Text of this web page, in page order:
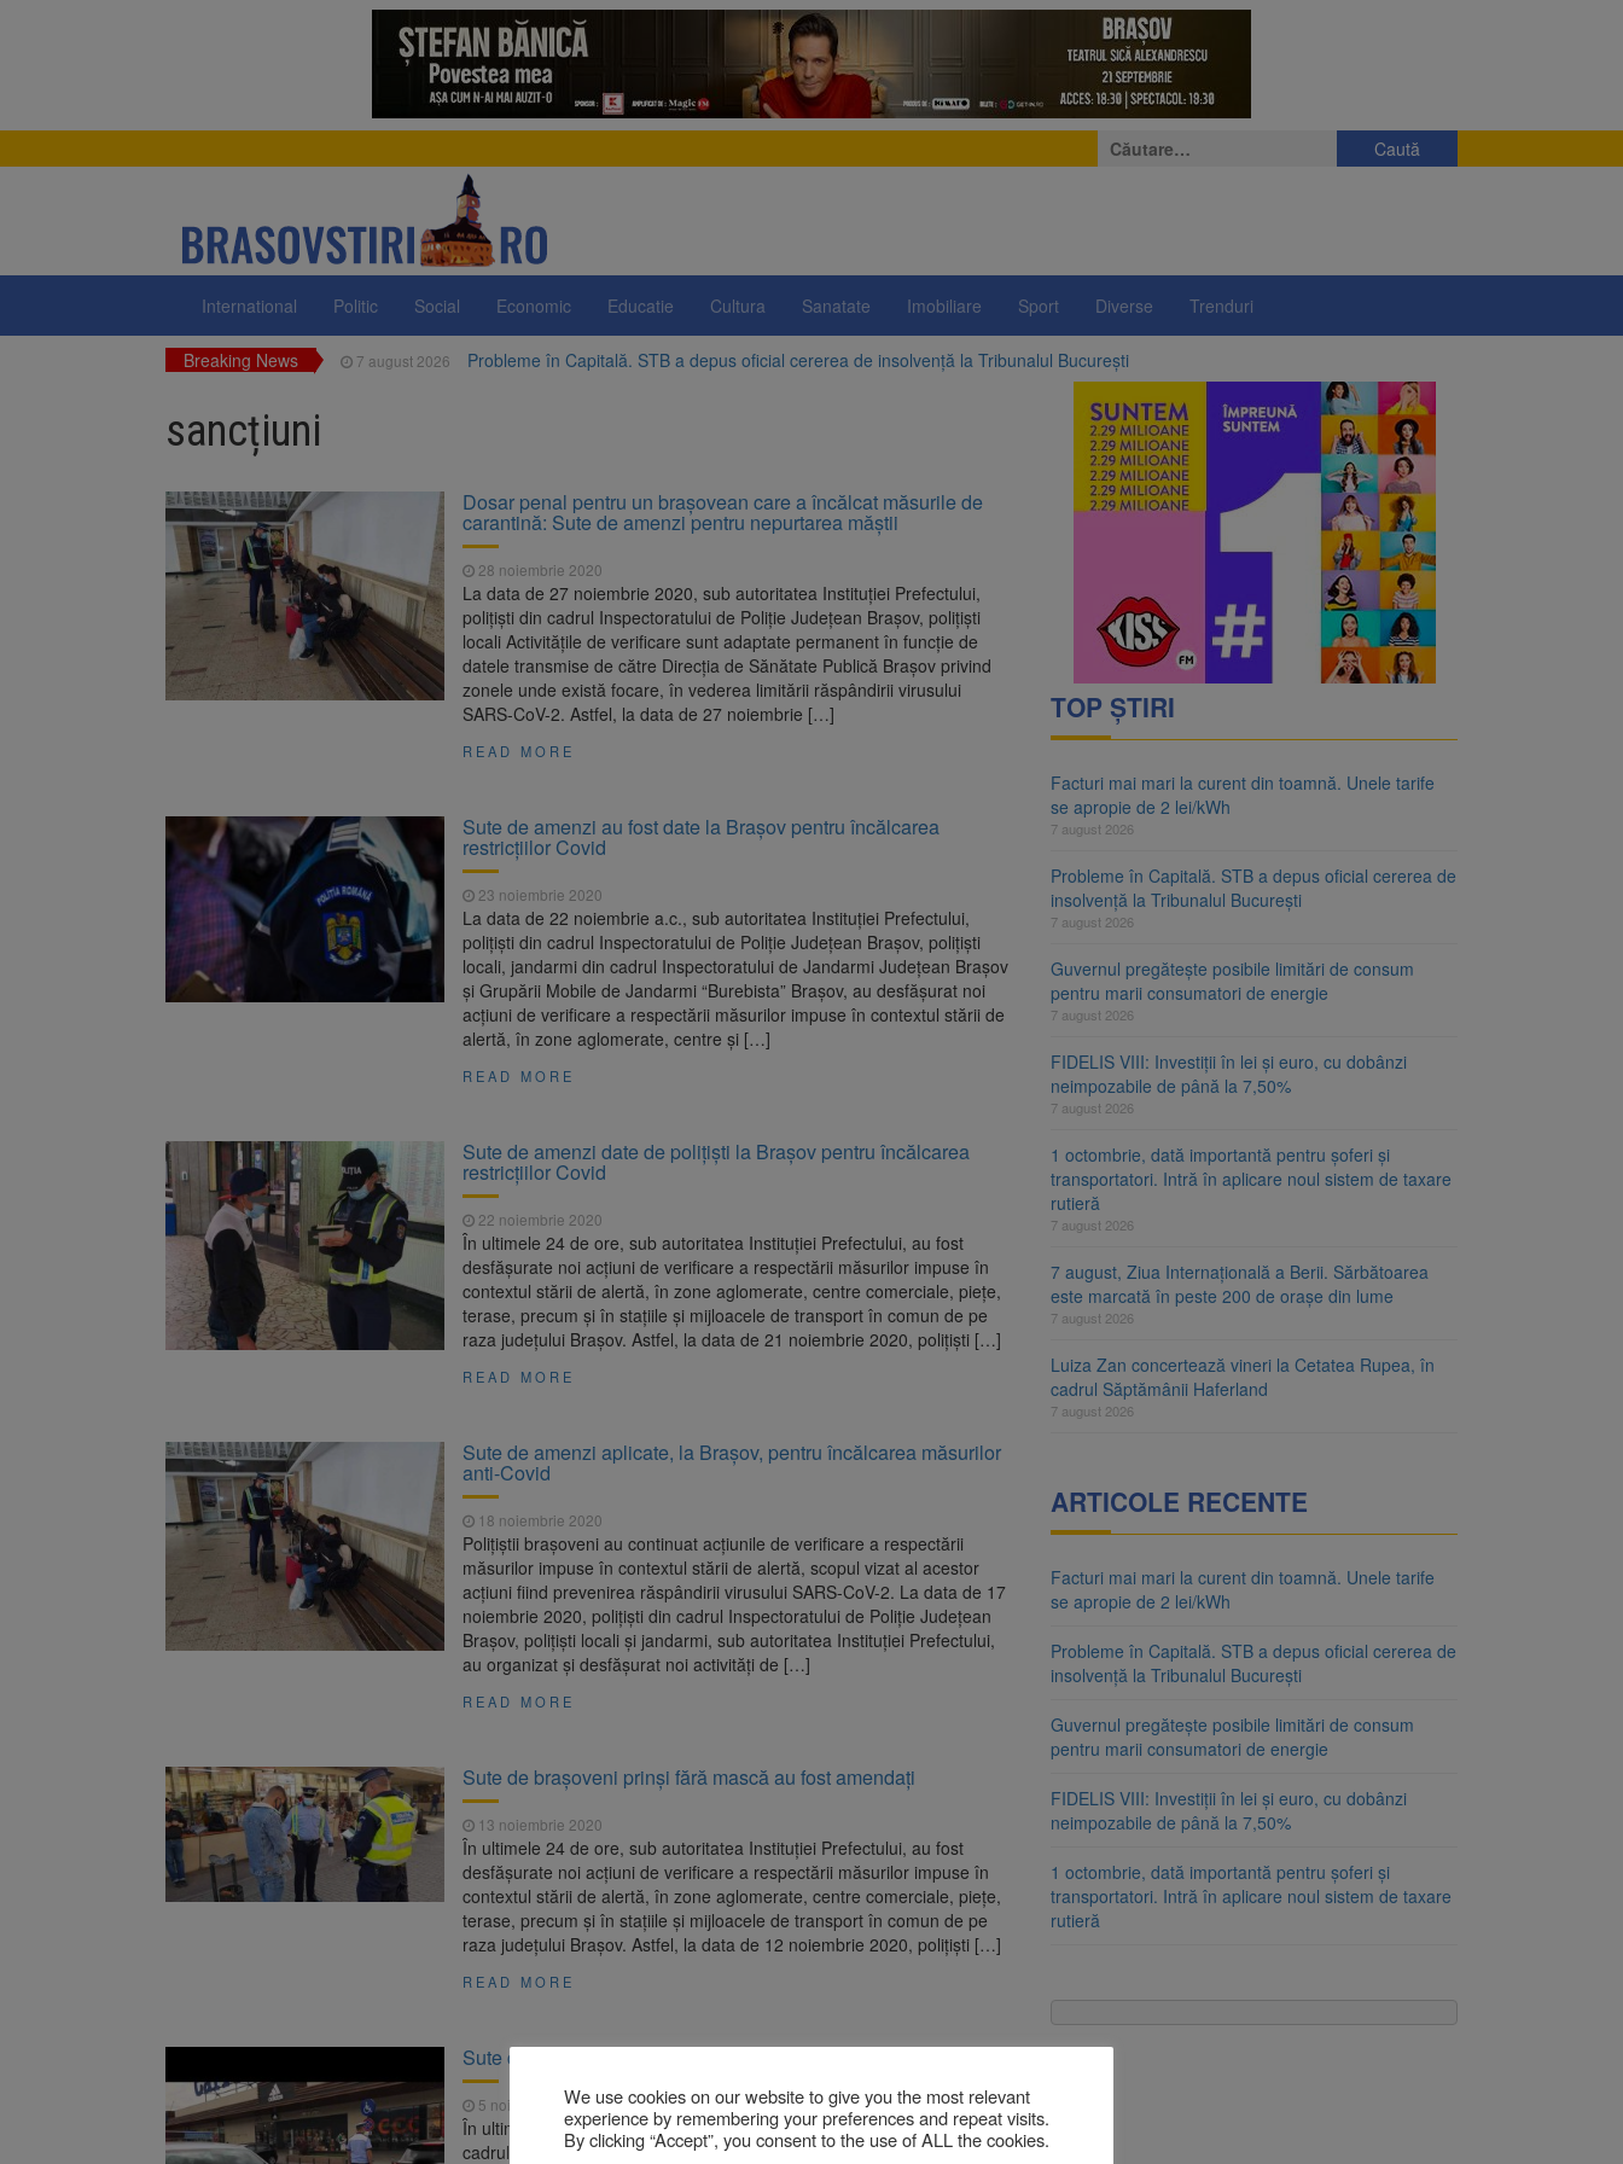
Caută
după:
International Politic Social Economic Educatie Cultura Sanatate Imobiliare Sport Diverse Trenduri
Breaking News 7 august 2026 Probleme în Capitală. STB a depus oficial cererea de insolvență la Tribunalul București
Guvernul pregătește posibile limitări de consum pentru marii consumatori de energie
1 octombrie, dată importantă pentru șoferi și transportatori. Intră în aplicare noul sistem de taxare rutieră
7 august, Ziua Internațională a Berii. Sărbătoarea este marcată în peste 200 de orașe din lume
sancțiuni
Dosar penal pentru un brașovean care a încălcat măsurile de
carantină: Sute de amenzi pentru nepurtarea măștii
28 noiembrie 2020
La data de 27 noiembrie 2020, sub autoritatea Instituției Prefectului,
polițiști din cadrul Inspectoratului de Poliție Județean Brașov, polițiști
locali Activitățile de verificare sunt adaptate permanent în funcție de
datele transmise de către Direcția de Sănătate Publică Brașov privind
zonele unde există focare, în vederea limitării răspândirii virusului
SARS-CoV-2. Astfel, la data de 27 noiembrie […]
READ MORE
Sute de amenzi au fost date la Brașov pentru încălcarea
restricțiilor Covid
23 noiembrie 2020
La data de 22 noiembrie a.c., sub autoritatea Instituției Prefectului,
polițiști din cadrul Inspectoratului de Poliție Județean Brașov, polițiști
locali, jandarmi din cadrul Inspectoratului de Jandarmi Județean Brașov
și Grupării Mobile de Jandarmi “Burebista” Brașov, au desfășurat noi
acțiuni de verificare a respectării măsurilor impuse în contextul stării de
alertă, în zone aglomerate, centre și […]
READ MORE
Sute de amenzi date de polițiști la Brașov pentru încălcarea
restricțiilor Covid
22 noiembrie 2020
În ultimele 24 de ore, sub autoritatea Instituției Prefectului, au fost
desfășurate noi acțiuni de verificare a respectării măsurilor impuse în
contextul stării de alertă, în zone aglomerate, centre comerciale, piețe,
terase, precum și în stațiile și mijloacele de transport în comun de pe
raza județului Brașov. Astfel, la data de 21 noiembrie 2020, polițiști […]
READ MORE
Sute de amenzi aplicate, la Brașov, pentru încălcarea măsurilor
anti-Covid
18 noiembrie 2020
Polițiștii brașoveni au continuat acțiunile de verificare a respectării
măsurilor impuse în contextul stării de alertă, scopul vizat al acestor
acțiuni fiind prevenirea răspândirii virusului SARS-CoV-2. La data de 17
noiembrie 2020, polițiști din cadrul Inspectoratului de Poliție Județean
Brașov, polițiști locali și jandarmi, sub autoritatea Instituției Prefectului,
au organizat și desfășurat noi activități de […]
READ MORE
Sute de brașoveni prinși fără mască au fost amendați
13 noiembrie 2020
În ultimele 24 de ore, sub autoritatea Instituției Prefectului, au fost
desfășurate noi acțiuni de verificare a respectării măsurilor impuse în
contextul stării de alertă, în zone aglomerate, centre comerciale, piețe,
terase, precum și în stațiile și mijloacele de transport în comun de pe
raza județului Brașov. Astfel, la data de 12 noiembrie 2020, polițiști […]
READ MORE
Sute de brașoveni, amendați pentru că nu au purtat mască
5 noiembrie 2020
În ultimele 24 de ore, sub autoritatea Instituției Prefectului, polițiști din
cadrul Inspectoratului de Poliție Județean Brașov, polițiști locali și
TOP ȘTIRI
Facturi mai mari la curent din toamnă. Unele tarife
se apropie de 2 lei/kWh
7 august 2026
Probleme în Capitală. STB a depus oficial cererea de
insolvență la Tribunalul București
7 august 2026
Guvernul pregătește posibile limitări de consum
pentru marii consumatori de energie
7 august 2026
FIDELIS VIII: Investiții în lei și euro, cu dobânzi
neimpozabile de până la 7,50%
7 august 2026
1 octombrie, dată importantă pentru șoferi și
transportatori. Intră în aplicare noul sistem de taxare
rutieră
7 august 2026
7 august, Ziua Internațională a Berii. Sărbătoarea
este marcată în peste 200 de orașe din lume
7 august 2026
Luiza Zan concertează vineri la Cetatea Rupea, în
cadrul Săptămânii Haferland
7 august 2026
ARTICOLE RECENTE
Facturi mai mari la curent din toamnă. Unele tarife
se apropie de 2 lei/kWh
Probleme în Capitală. STB a depus oficial cererea de
insolvență la Tribunalul București
Guvernul pregătește posibile limitări de consum
pentru marii consumatori de energie
FIDELIS VIII: Investiții în lei și euro, cu dobânzi
neimpozabile de până la 7,50%
1 octombrie, dată importantă pentru șoferi și
transportatori. Intră în aplicare noul sistem de taxare
rutieră
We use cookies on our website to give you the most relevant
experience by remembering your preferences and repeat visits.
By clicking “Accept”, you consent to the use of ALL the cookies.